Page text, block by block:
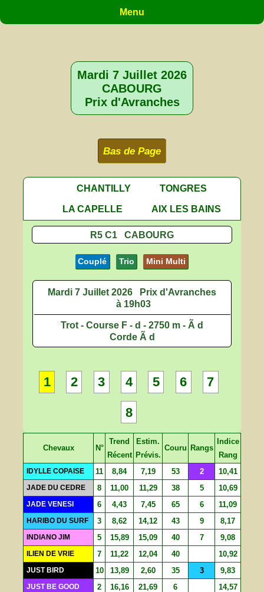
Menu
Mardi 7 Juillet 2026
CABOURG
Prix d'Avranches
Bas de Page
CHANTILLY
TONGRES
LA CAPELLE
AIX LES BAINS
R5 C1 CABOURG
Couplé Trio Mini Multi
Mardi 7 Juillet 2026
Prix d'Avranches
à 19h03
Trot - Course F - d - 2750 m - Ã d
Corde Ã d
1 2 3 4 5 6 7
8
Chevaux N°
Trend
Récent
Estim.
Prévis.
Couru Rangs
Indice
Rang
IDYLLE COPAISE 11 8,84 7,19 53 2 10,41
JADE DU CEDRE 8 11,00 11,29 38 5 10,69
JADE VENESI 6 4,43 7,45 65 6 11,09
HARIBO DU SURF 3 8,62 14,12 43 9 8,17
INDIANO JIM 5 15,89 15,09 40 7 9,08
ILIEN DE VRIE 7 11,22 12,04 40 10,92
JUST BIRD 10 13,89 2,60 35 3 9,83
JUST BE GOOD 2 16,16 21,69 6 14,57